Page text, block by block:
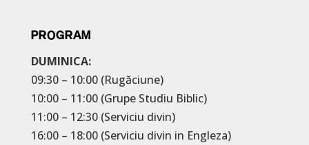
PROGRAM
DUMINICA:
09:30 – 10:00 (Rugăciune)
10:00 – 11:00 (Grupe Studiu Biblic)
11:00 – 12:30 (Serviciu divin)
16:00 – 18:00 (Serviciu divin in Engleza)